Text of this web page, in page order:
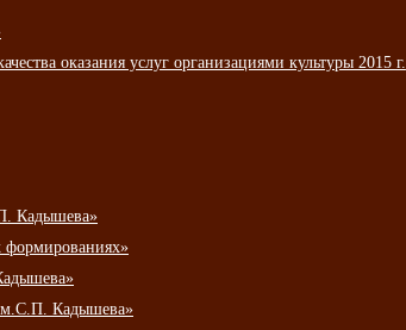
оказания услуг организациями культуры 2015 г.
Кадышева»
Кадышева»